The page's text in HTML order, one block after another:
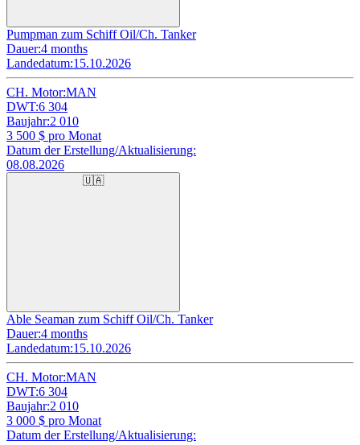
Pumpman zum Schiff Oil/Ch. Tanker
Dauer:4 months
Landedatum:15.10.2026
CH. Motor:MAN
DWT:6 304
Baujahr:2 010
3 500 $ pro Monat
Datum der Erstellung/Aktualisierung:
08.08.2026
🇺🇦
Able Seaman zum Schiff Oil/Ch. Tanker
Dauer:4 months
Landedatum:15.10.2026
CH. Motor:MAN
DWT:6 304
Baujahr:2 010
3 000 $ pro Monat
Datum der Erstellung/Aktualisierung: